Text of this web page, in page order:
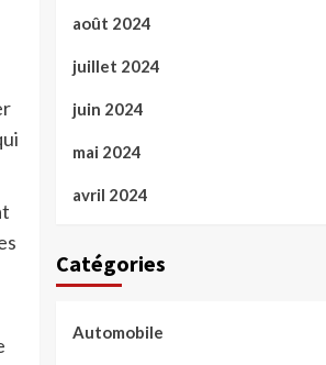
août 2024
juillet 2024
juin 2024
mai 2024
avril 2024
Catégories
Automobile